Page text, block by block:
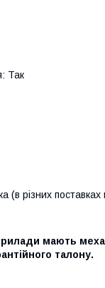
Так
(в різних
мають
талону.